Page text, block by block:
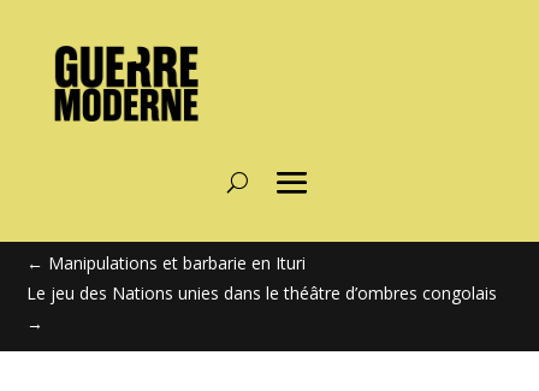
← Manipulations et barbarie en Ituri
Le jeu des Nations unies dans le théâtre d’ombres congolais
→